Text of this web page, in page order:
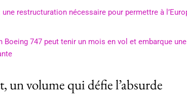
restructuration nécessaire pour permettre à
Boeing 747 peut tenir un mois en vol et embarque
un volume qui défie l’absurde